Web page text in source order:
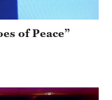
of Peace”